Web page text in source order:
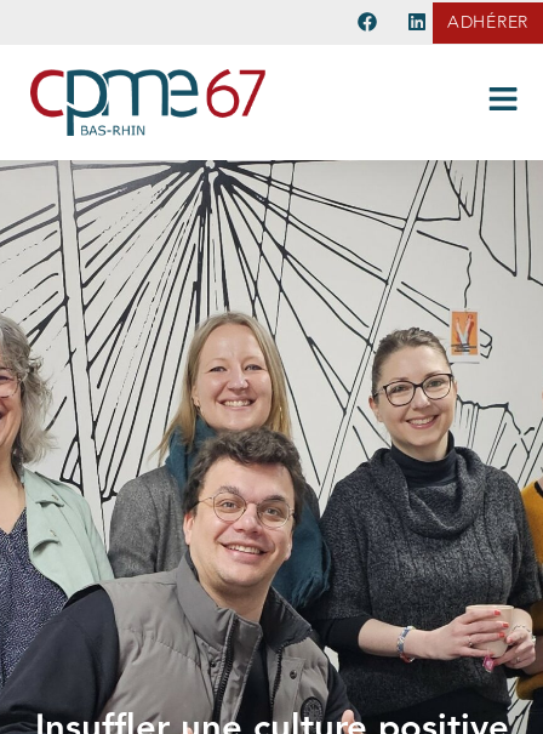
ADHÉRER